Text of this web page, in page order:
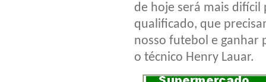
de hoje será mais
qualificado, que
nosso futebol e ganhar
o técnico Henry Lauar.